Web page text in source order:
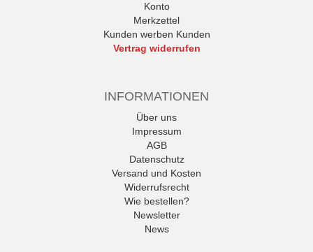
Konto
Merkzettel
Kunden werben Kunden
Vertrag widerrufen
INFORMATIONEN
Über uns
Impressum
AGB
Datenschutz
Versand und Kosten
Widerrufsrecht
Wie bestellen?
Newsletter
News